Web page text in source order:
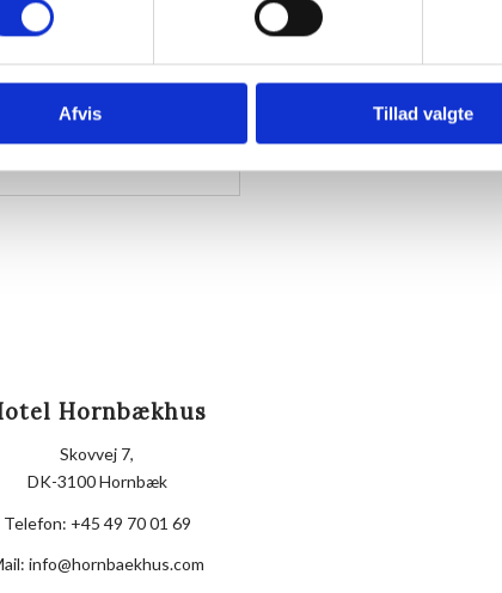
Afvis Tillad valgte
Kom med morgenhår og
Villa Strand.
Husk din yogamåtte.
Kom gerne 15 minutter
beløbet ved
Hornbækhus
Skovvej 7,
DK-3100 Hornbæk
Telefon: +45 49 70 01 69
info@hornbaekhus.com